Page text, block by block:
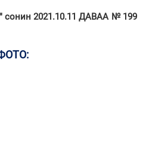
сонин 2021.10.11 ДАВАА № 199